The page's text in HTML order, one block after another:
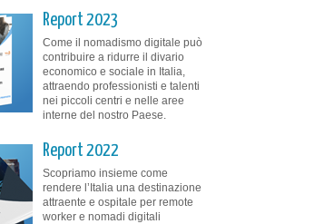
Report 2023
Come il nomadismo digitale può
contribuire a ridurre il divario
economico e sociale in Italia,
attraendo professionisti e talenti
nei piccoli centri e nelle aree
interne del nostro Paese.
Report 2022
Scopriamo insieme come
rendere l’Italia una destinazione
attraente e ospitale per remote
worker e nomadi digitali